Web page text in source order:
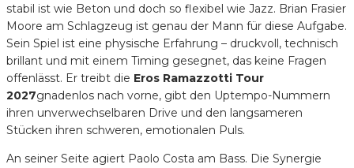
stabil ist wie Beton und doch so flexibel wie Jazz. Brian Frasier
Moore am Schlagzeug ist genau der Mann für diese Aufgabe.
Sein Spiel ist eine physische Erfahrung – druckvoll, technisch
brillant und mit einem Timing gesegnet, das keine Fragen
offenlässt. Er treibt die Eros Ramazzotti Tour
2027gnadenlos nach vorne, gibt den Uptempo-Nummern
ihren unverwechselbaren Drive und den langsameren
Stücken ihren schweren, emotionalen Puls.
An seiner Seite agiert Paolo Costa am Bass. Die Synergie